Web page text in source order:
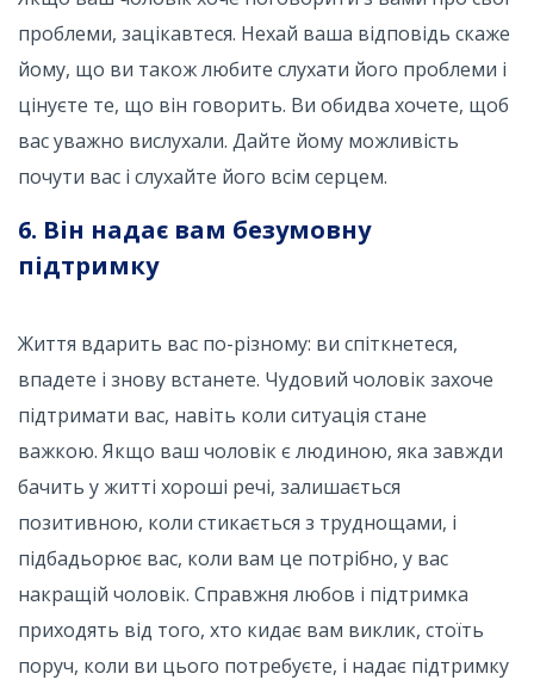
проблеми, зацікавтеся. Нехай ваша відповідь скаже
йому, що ви також любите слухати його проблеми і
цінуєте те, що він говорить. Ви обидва хочете, щоб
вас уважно вислухали. Дайте йому можливість
почути вас і слухайте його всім серцем.
6. Він надає вам безумовну
підтримку
Життя вдарить вас по-різному: ви спіткнетеся,
впадете і знову встанете. Чудовий чоловік захоче
підтримати вас, навіть коли ситуація стане
важкою. Якщо ваш чоловік є людиною, яка завжди
бачить у житті хороші речі, залишається
позитивною, коли стикається з труднощами, і
підбадьорює вас, коли вам це потрібно, у вас
накращій чоловік. Справжня любов і підтримка
приходять від того, хто кидає вам виклик, стоїть
поруч, коли ви цього потребуєте, і надає підтримку